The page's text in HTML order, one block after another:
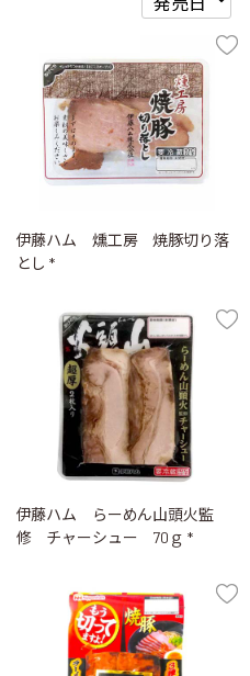
伊藤ハム 燻工房 焼豚切り落
とし *
伊藤ハム らーめん山頭火監
修 チャーシュー 70ｇ *